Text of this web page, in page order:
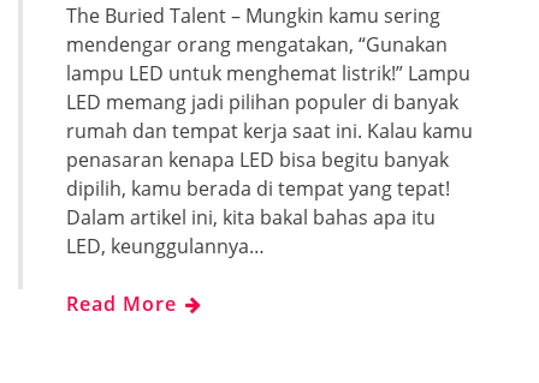
The Buried Talent – Mungkin kamu sering
mendengar orang mengatakan, “Gunakan
lampu LED untuk menghemat listrik!” Lampu
LED memang jadi pilihan populer di banyak
rumah dan tempat kerja saat ini. Kalau kamu
penasaran kenapa LED bisa begitu banyak
dipilih, kamu berada di tempat yang tepat!
Dalam artikel ini, kita bakal bahas apa itu
LED, keunggulannya…
Read More